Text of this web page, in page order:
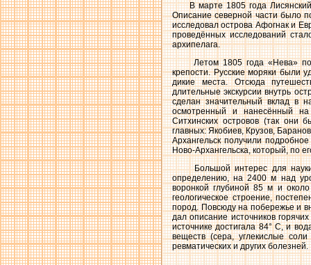
В марте 1805 года Лисянский
Описание северной части было
исследовал острова Афогнак и
проведённых исследований
архипелага.
Летом 1805 года «Нева»
крепости. Русские моряки были
дикие места. Отсюда
длительные экскурсии внутрь
сделан значительный вклад в
осмотренный и нанесённый на
Ситхинских островов (так они
главных: Якобиев, Крузов,
Архангельск получили
Ново-Архангельска, который, по
Большой интерес для науки
определению, на 2400 м над
воронкой глубиной 85 м и
геологическое строение,
пород. Повсюду на побережье и
дал описание источников
источнике достигала 84° С, и
веществ (сера, углекислые
ревматических и других болезней.